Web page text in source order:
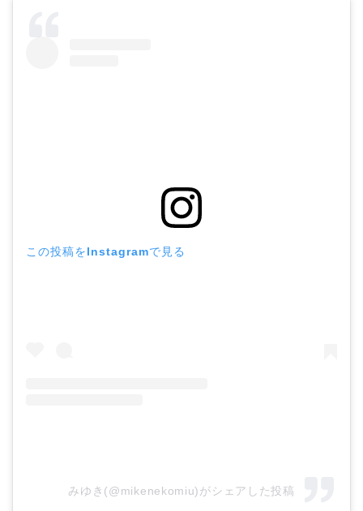
この投稿をInstagramで見る
みゆき(@mikenekomiu)がシェアした投稿